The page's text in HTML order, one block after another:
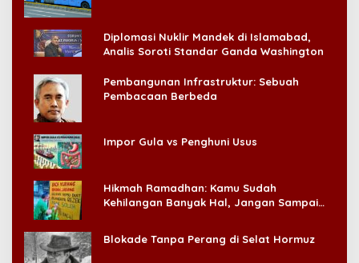
Diplomasi Nuklir Mandek di Islamabad,
Analis Soroti Standar Ganda Washington
Pembangunan Infrastruktur: Sebuah
Pembacaan Berbeda
Impor Gula vs Penghuni Usus
Hikmah Ramadhan: Kamu Sudah
Kehilangan Banyak Hal, Jangan Sampai
Blokade Tanpa Perang di Selat Hormuz